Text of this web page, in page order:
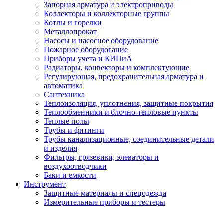
Запорная арматура и электроприводы
Коллекторы и коллекторные группы
Котлы и горелки
Металлопрокат
Насосы и насосное оборудование
Пожарное оборудование
Приборы учета и КИПиА
Радиаторы, конвекторы и комплектующие
Регулирующая, предохранительная арматура и
автоматика
Сантехника
Теплоизоляция, уплотнения, защитные покрытия
Теплообменники и блочно-тепловые пункты
Теплые полы
Трубы и фитинги
Трубы канализационные, соединительные детали
и изделия
Фильтры, грязевики, элеваторы и
воздухоотводчики
Баки и емкости
Инструмент
Защитные материалы и спецодежда
Измерительные приборы и тестеры